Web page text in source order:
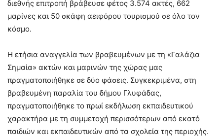
διεθνής επιτροπή βράβευσε φέτος 3.574 ακτές, 662
μαρίνες και 50 σκάφη αειφόρου τουρισμού σε όλο τον
κόσμο.
Η ετήσια αναγγελία των βραβευμένων με τη «Γαλάζια
Σημαία» ακτών και μαρινών της χώρας μας
πραγματοποιήθηκε σε δύο φάσεις. Συγκεκριμένα, στη
βραβευμένη παραλία του δήμου Γλυφάδας,
πραγματοποιήθηκε το πρωί εκδήλωση εκπαιδευτικού
χαρακτήρα με τη συμμετοχή περισσότερων από εκατό
παιδιών και εκπαιδευτικών από τα σχολεία της περιοχής.